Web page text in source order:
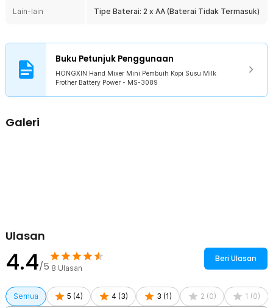
Cukup 1 kali klik dan Anda dapat langsung menggunakan hand mixer
Stainless Steel Tahan Karat
Kepala mixer dari stainless steel anti karat dan tahan suhu tinggi.
Material ini juga mudah dibersihkan sehingga lebih higienis dan bisa
digunakan untuk jangka panjang.
mini. Cukup gunakan baterai AA dan Anda bisa langsung
menggunakan mixer untuk membuat aneka hidangan.
Rincian yang Anda dapatkan untuk pembelian produk ini:
1 x HONGXIN Hand Mixer Mini Pembuih Kopi Susu Milk Frother
Battery Power - MS-3089
Lain-lain Tipe Baterai: 2 x AA (Baterai Tidak Termasuk)
Buku Petunjuk Penggunaan
HONGXIN Hand Mixer Mini Pembuih Kopi Susu Milk
Frother Battery Power - MS-3089
Galeri
Ulasan
4.4/5 8 Ulasan
Beri Ulasan
Semua 5 (4) 4 (3) 3 (1) 2 (0) 1 (0)